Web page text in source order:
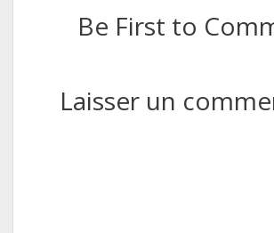
Be First to
Laisser un